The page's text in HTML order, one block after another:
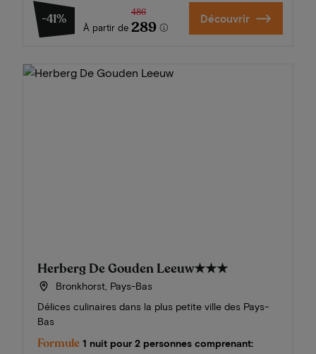
-41%
À partir de
486
289 Découvrir
Herberg De Gouden Leeuw★★★
Bronkhorst, Pays-Bas
Délices culinaires dans la plus petite ville des Pays-
Bas
Formule 1 nuit pour 2 personnes comprenant: